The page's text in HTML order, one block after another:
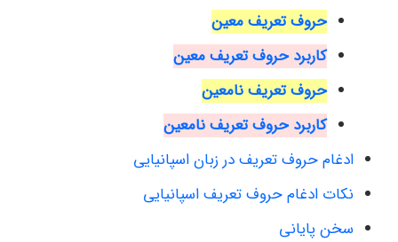
حروف تعریف معین
کاربرد حروف تعریف معین
حروف تعریف نامعین
کاربرد حروف تعریف نامعین
ادغام حروف تعریف در زبان اسپانیایی
نکات ادغام حروف تعریف اسپانیایی
سخن پایانی